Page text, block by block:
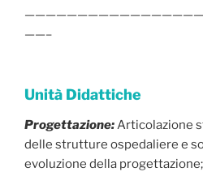
——–
Unità Didattiche
Progettazione:Articolazione
delle strutture ospedaliere e
evoluzione della